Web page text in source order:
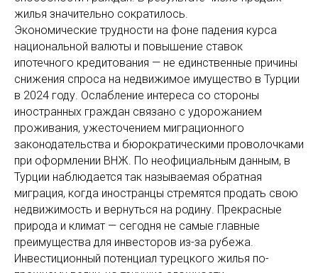
жилья значительно сократилось.
Экономические трудности на фоне падения курса
национальной валюты и повышение ставок
ипотечного кредитования — не единственные причины
снижения спроса на недвижимое имущество в Турции
в 2024 году. Ослабление интереса со стороны
иностранных граждан связано с удорожанием
проживания, ужесточением миграционного
законодательства и бюрократическими проволочками
при оформлении ВНЖ. По неофициальным данным, в
Турции наблюдается так называемая обратная
миграция, когда иностранцы стремятся продать свою
недвижимость и вернуться на родину. Прекрасные
природа и климат — сегодня не самые главные
преимущества для инвесторов из-за рубежа.
Инвестиционный потенциал турецкого жилья по-